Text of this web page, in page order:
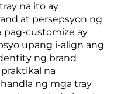
na ito ay
at persepsyon ng
pag-customize ay
upang i-align ang
ng brand
na
ng mga tray